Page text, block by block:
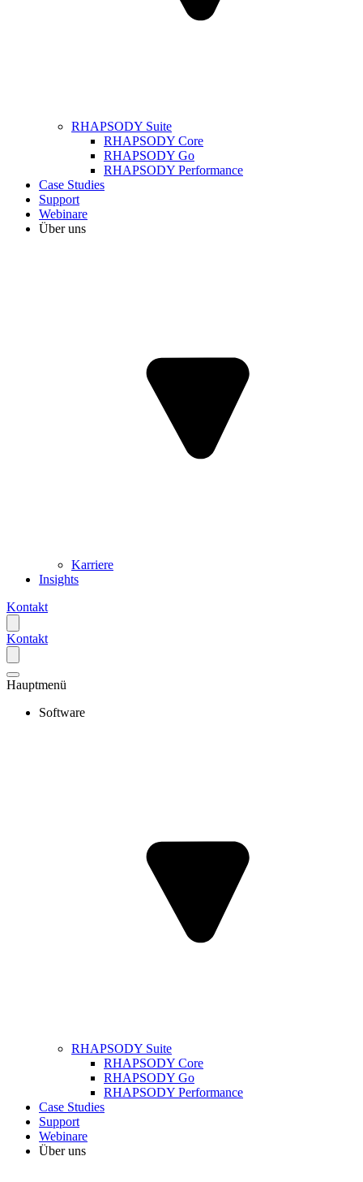
RHAPSODY Suite
RHAPSODY Core
RHAPSODY Go
RHAPSODY Performance
Case Studies
Support
Webinare
Über uns
Karriere
Insights
Kontakt
Kontakt
Hauptmenü
Software
RHAPSODY Suite
RHAPSODY Core
RHAPSODY Go
RHAPSODY Performance
Case Studies
Support
Webinare
Über uns